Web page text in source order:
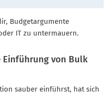
Budgetargumente
IT zu untermauern.
Einführung von Bulk
sauber einführst, hat sich